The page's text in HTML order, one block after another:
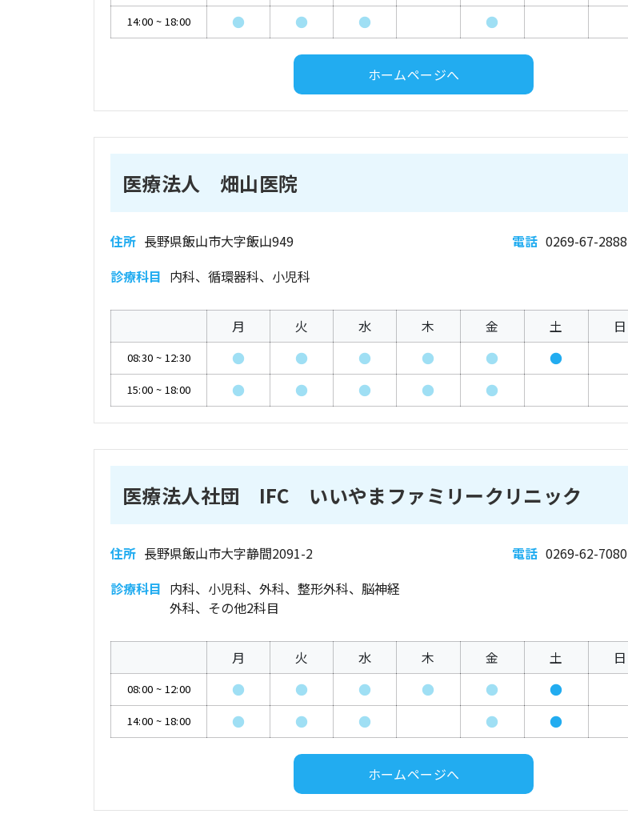
14:00 ~ 18:00 ● ● ● ●
ホームページへ
医療法人 畑山医院
住所 長野県飯山市大字飯山949 電話 0269-67-2888
診療科目 内科、循環器科、小児科
月 火 水 木 金 土 日
08:30 ~ 12:30 ● ● ● ● ● ●
15:00 ~ 18:00 ● ● ● ● ●
医療法人社団 IFC いいやまファミリークリニック
住所 長野県飯山市大字静間2091-2 電話 0269-62-7080
診療科目 内科、小児科、外科、整形外科、脳神経
外科、その他2科目
月 火 水 木 金 土 日
08:00 ~ 12:00 ● ● ● ● ● ●
14:00 ~ 18:00 ● ● ● ● ●
ホームページへ